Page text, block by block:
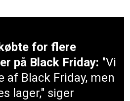
for flere
på Black Friday: "Vi
af Black Friday, men
lager," siger